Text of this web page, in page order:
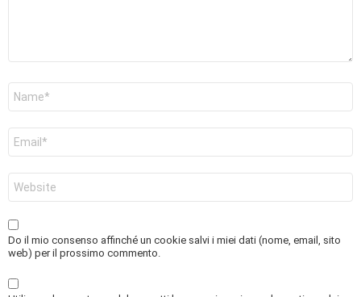
web
Do il mio consenso affinché un cookie salvi i miei dati (nome, email, sito
web) per il prossimo commento.